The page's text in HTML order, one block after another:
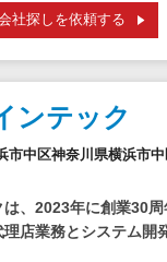
社探しを依頼する
ンテック
市中区神奈川県横浜市
、2023年に創業30
店業務とシステム開